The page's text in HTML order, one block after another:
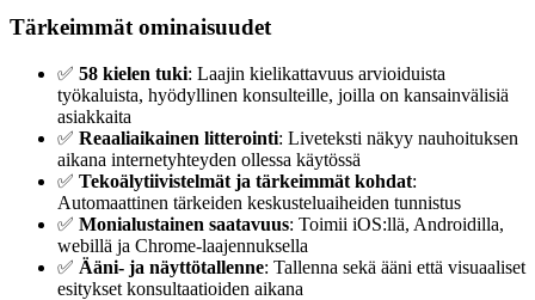
Tärkeimmät ominaisuudet
✅ 58 kielen tuki: Laajin kielikattavuus arvioiduista
työkaluista, hyödyllinen konsulteille, joilla on kansainvälisiä
asiakkaita
✅ Reaaliaikainen litterointi: Liveteksti näkyy nauhoituksen
aikana internetyhteyden ollessa käytössä
✅ Tekoälytiivistelmät ja tärkeimmät kohdat:
Automaattinen tärkeiden keskusteluaiheiden tunnistus
✅ Monialustainen saatavuus: Toimii iOS:llä, Androidilla,
webillä ja Chrome-laajennuksella
✅ Ääni- ja näyttötallenne: Tallenna sekä ääni että visuaaliset
esitykset konsultaatioiden aikana